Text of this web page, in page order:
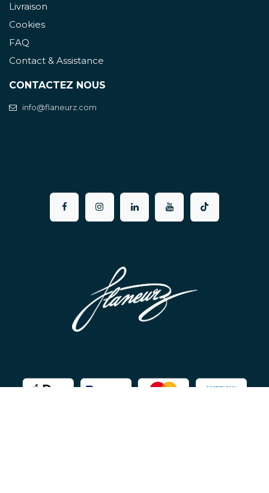
Livraison
Cookies
FAQ
Contact & Assistance
CONTACTEZ NOUS
info@flaneurz.com